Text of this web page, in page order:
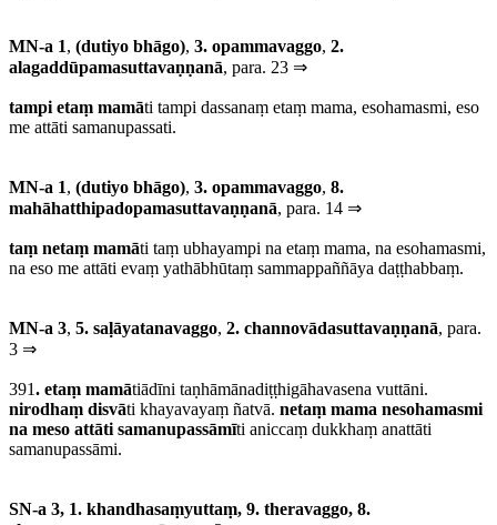
MN-a 1, (dutiyo bhāgo), 3. opammavaggo, 2.
alagaddūpamasuttavaṇṇanā, para. 23 ⇒
tampi etaṃ mamāti tampi dassanaṃ etaṃ mama, esohamasmi, eso
me attāti samanupassati.
MN-a 1, (dutiyo bhāgo), 3. opammavaggo, 8.
mahāhatthipadopamasuttavaṇṇanā, para. 14 ⇒
taṃ netaṃ mamāti taṃ ubhayampi na etaṃ mama, na esohamasmi,
na eso me attāti evaṃ yathābhūtaṃ sammappaññāya daṭṭhabbaṃ.
MN-a 3, 5. saḷāyatanavaggo, 2. channovādasuttavaṇṇanā, para.
3 ⇒
391. etaṃ mamātiādīni taṇhāmānadiṭṭhigāhavasena vuttāni.
nirodhaṃ disvāti khayavayaṃ ñatvā. netaṃ mama nesohamasmi
na meso attāti samanupassāmīti aniccaṃ dukkhaṃ anattāti
samanupassāmi.
SN-a 3, 1. khandhasaṃyuttaṃ, 9. theravaggo, 8.